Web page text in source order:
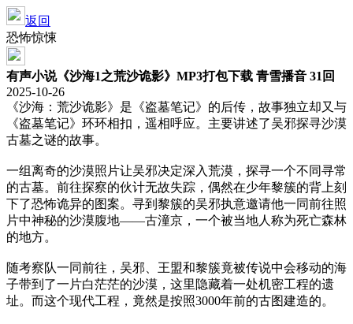
返回
恐怖惊悚
有声小说《沙海1之荒沙诡影》MP3打包下载 青雪播音 31回
2025-10-26
《沙海：荒沙诡影》是《盗墓笔记》的后传，故事独立却又与
《盗墓笔记》环环相扣，遥相呼应。主要讲述了吴邪探寻沙漠
古墓之谜的故事。
一组离奇的沙漠照片让吴邪决定深入荒漠，探寻一个不同寻常
的古墓。前往探察的伙计无故失踪，偶然在少年黎簇的背上刻
下了恐怖诡异的图案。寻到黎簇的吴邪执意邀请他一同前往照
片中神秘的沙漠腹地——古潼京，一个被当地人称为死亡森林
的地方。
随考察队一同前往，吴邪、王盟和黎簇竟被传说中会移动的海
子带到了一片白茫茫的沙漠，这里隐藏着一处机密工程的遗
址。而这个现代工程，竟然是按照3000年前的古图建造的。